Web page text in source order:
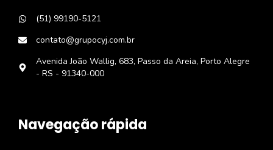
(51) 99190-5121
contato@grupocyj.com.br
Avenida João Wallig, 683, Passo da Areia, Porto Alegre
- RS - 91340-000
Navegação rápida